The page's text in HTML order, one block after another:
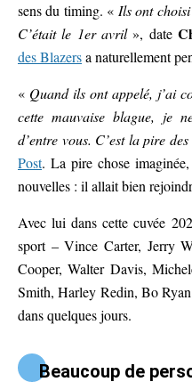
sens du timing. « Ils ont
C’était le 1er avril», date
des Blazersa naturellement
« Quand ils ont appelé, j’ai
cette mauvaise blague, je
d’entre vous. C’est la pire des
Post. La pire chose
nouvelles : il allait bien
Avec lui dans cette cuvée
sport – Vince Carter, Jerry
Cooper, Walter Davis,
Smith, Harley Redin, Bo
dans quelques jours.
Beaucoup de